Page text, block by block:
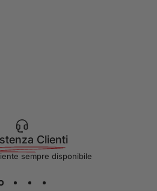
Clienti
sempre disponibile